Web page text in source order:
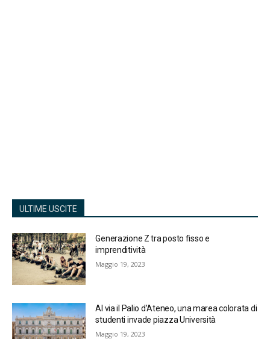
ULTIME USCITE
Generazione Z tra posto fisso e
imprenditività
Maggio 19, 2023
Al via il Palio d’Ateneo, una marea colorata di
studenti invade piazza Università
Maggio 19, 2023